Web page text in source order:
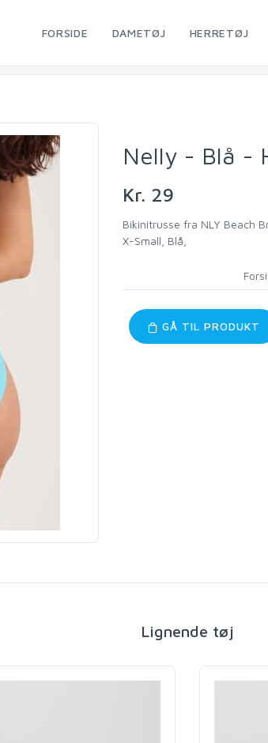
FORSIDE DAMETØJ HERRETØJ
Nelly - Blå -
Kr. 29
Bikinitrusse fra NLY Beach
X-Small, Blå,
GÅ TIL PRODUKT
Lignende tøj